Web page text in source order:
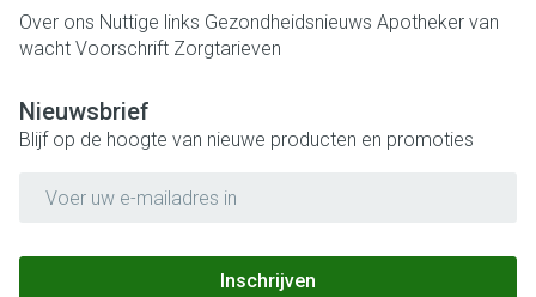
Over ons Nuttige links Gezondheidsnieuws Apotheker van
wacht Voorschrift Zorgtarieven
Nieuwsbrief
Blijf op de hoogte van nieuwe producten en promoties
Inschrijven